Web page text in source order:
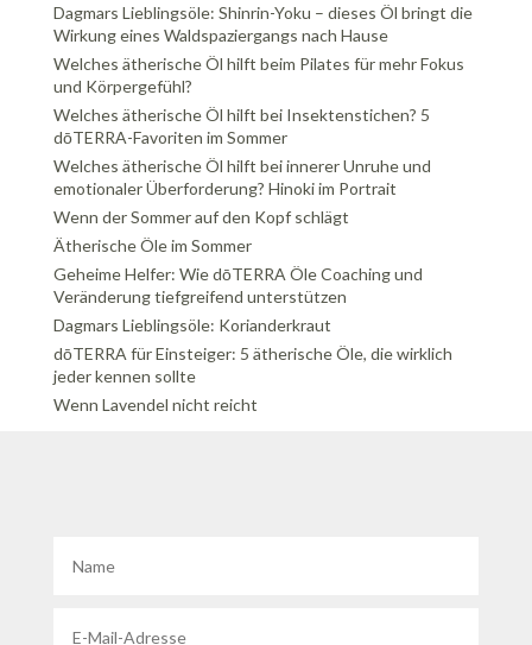
Dagmars Lieblingsöle: Shinrin-Yoku – dieses Öl bringt die
Wirkung eines Waldspaziergangs nach Hause
Welches ätherische Öl hilft beim Pilates für mehr Fokus
und Körpergefühl?
Welches ätherische Öl hilft bei Insektenstichen? 5
dōTERRA-Favoriten im Sommer
Welches ätherische Öl hilft bei innerer Unruhe und
emotionaler Überforderung? Hinoki im Portrait
Wenn der Sommer auf den Kopf schlägt
Ätherische Öle im Sommer
Geheime Helfer: Wie dōTERRA Öle Coaching und
Veränderung tiefgreifend unterstützen
Dagmars Lieblingsöle: Korianderkraut
dōTERRA für Einsteiger: 5 ätherische Öle, die wirklich
jeder kennen sollte
Wenn Lavendel nicht reicht